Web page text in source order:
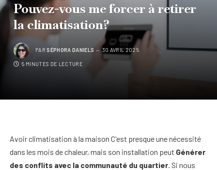
Pouvez-vous me forcer à retirer
la climatisation?
PAR SÉPHORA DANIELS 30 AVRIL 2025
5 MINUTES DE LECTURE
Avoirclimatisation à la maison C'est presque une nécessité
dans les mois de chaleur, mais son installation peut Générer
des conflits avec la communauté du quartier . Si nous